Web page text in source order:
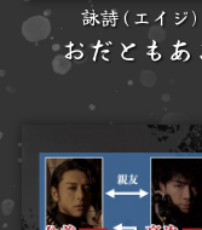
詠詩(エイジ)
おだともあ